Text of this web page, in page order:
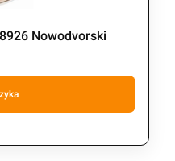
Nowodvorski